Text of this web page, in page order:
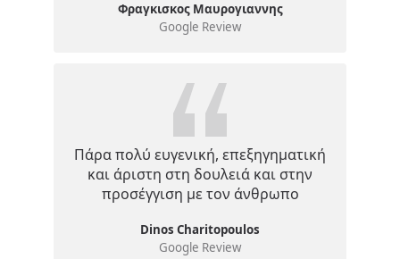
Φραγκισκος Μαυρογιαννης
Google Review
Πάρα πολύ ευγενική, επεξηγηματική
και άριστη στη δουλειά και στην
προσέγγιση με τον άνθρωπο
Dinos Charitopoulos
Google Review